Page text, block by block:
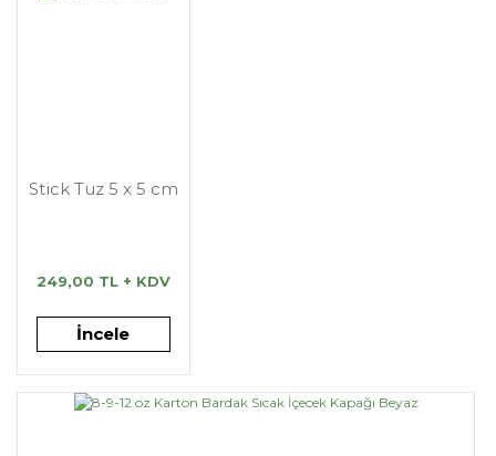
Stick Tuz 5 x 5 cm
249,00 TL + KDV
İncele